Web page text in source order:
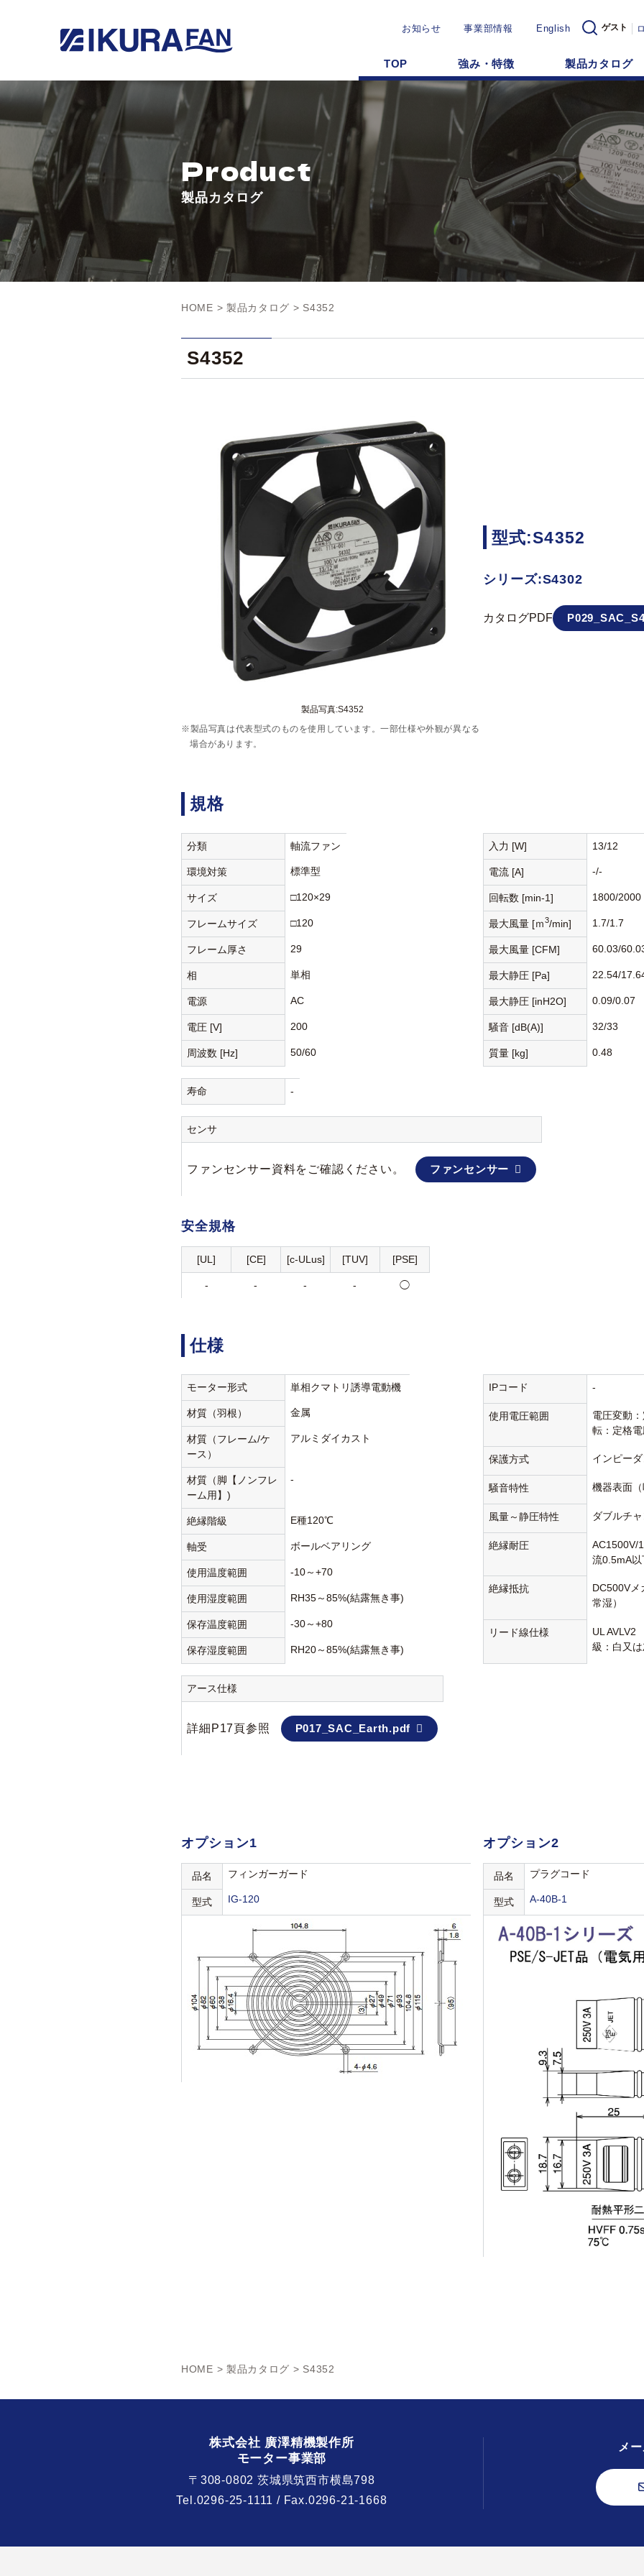
お知らせ 事業部情報 English ゲスト
TOP 強み・特徴 製品カタログ
Product
製品カタログ
HOME > 製品カタログ > S4352
S4352
製品写真:S4352
※製品写真は代表型式のものを使用しています。一部仕様や外観が異なる
場合があります。
型式:S4352
シリーズ:S4302
カタログPDF
規格
分類 軸流ファン
環境対策 標準型
サイズ □120×29
フレームサイズ □120
フレーム厚さ 29
相 単相
電源 AC
電圧 [V] 200
周波数 [Hz] 50/60
入力 [W] 13/12
電流 [A] -/-
回転数 [min-1] 1800/2000
最大風量 [ｍ3/min] 1.7/1.7
最大風量 [CFM] 60.03/
最大静圧 [Pa] 22.54/
最大静圧 [inH2O] 0.09/0.07
騒音 [dB(A)] 32/33
質量 [kg] 0.48
寿命 -
センサ
ファンセンサー資料をご確認ください。 ファンセンサー
安全規格
[UL] [CE] [c-ULus] [TUV] [PSE]
- - - - ◯
仕様
モーター形式 単相クマトリ誘導電動機
材質（羽根） 金属
材質（フレーム/ケ
ース）
アルミダイカスト
材質（脚【ノンフレ
ーム用】)
-
絶縁階級 E種120℃
軸受 ボールベアリング
使用温度範囲 -10～+70
使用湿度範囲 RH35～85%(結露無き事)
保存温度範囲 -30～+80
保存湿度範囲 RH20～85%(結露無き事)
IPコード -
使用電圧範囲
電圧変動
転：定格
保護方式 インピー
騒音特性 機器表面
風量～静圧特性 ダブルチ
絶縁耐圧
AC1500V/
流0.5mA
絶縁抵抗
DC500V
常湿）
リード線仕様
UL
級：白又
アース仕様
詳細P17頁参照 P017_SAC_Earth.pdf
オプション1
品名 フィンガーガード
型式 IG-120
オプション2
品名 プラグコード
型式 A-40B-1
HOME > 製品カタログ > S4352
メ
株式会社 廣澤精機製作所
モーター事業部
〒308-0802 茨城県筑西市横島798
Tel.0296-25-1111 / Fax.0296-21-1668